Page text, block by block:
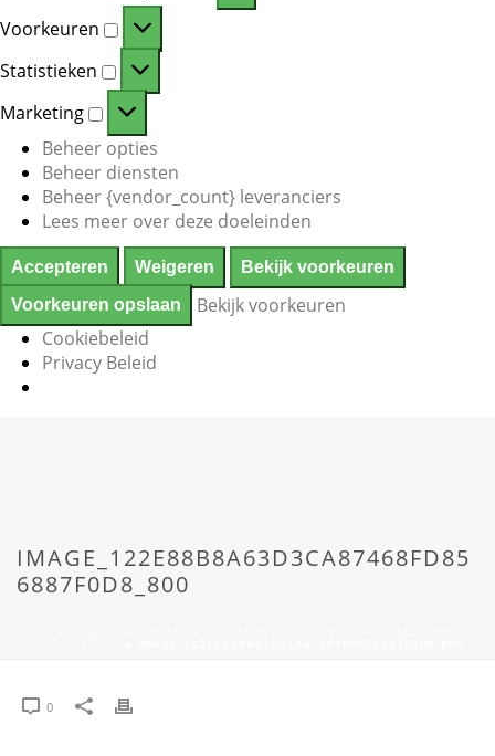
Voorkeuren
Voorkeuren
Statistieken Statistieken
Marketing
Marketing
Beheer opties
Beheer diensten
Beheer {vendor_count} leveranciers
Lees meer over deze doeleinden
Accepteren Weigeren
Bekijk voorkeuren
Voorkeuren opslaan
Bekijk voorkeuren
Cookiebeleid
Privacy Beleid
IMAGE_122E88B8A63D3CA87468FD85
6887F0D8_800
0